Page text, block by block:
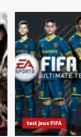
test jeux FIFA